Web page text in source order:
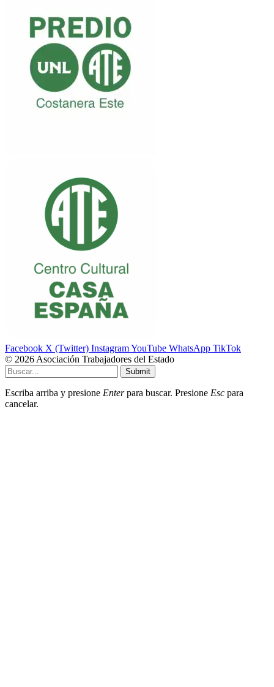
Facebook X (Twitter) InstagramYouTube WhatsApp TikTok
© 2026 Asociación Trabajadores del Estado
Submit
Escriba arriba y presione Enterpara buscar. Presione Esc para
cancelar.